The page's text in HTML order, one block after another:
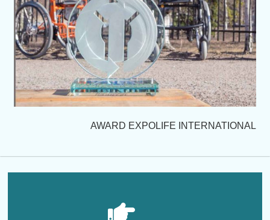
AWARD EXPOLIFE INTERNATIONAL